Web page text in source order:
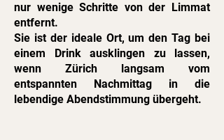
nur wenige Schritte von der Limmat
entfernt.
Sie ist der ideale Ort, um den Tag bei
einem Drink ausklingen zu lassen,
wenn Zürich langsam vom
entspannten Nachmittag in die
lebendige Abendstimmung übergeht.